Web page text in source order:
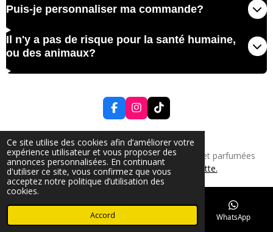
Ce site utilise des cookies afin d’améliorer votre
expérience utilisateur et vous proposer des
annonces personnalisées. En continuant
d'utiliser ce site, vous confirmez que vous
acceptez notre politique d’utilisation des
cookies.
Accord
Puis-je personnaliser ma commande?
Il n'y a pas de risque pour la santé humaine,
ou des animaux?
F
a
c
e
b
o
o
k
I
n
s
t
a
g
r
a
T
i
k
T
o
k
CGV-Mentions légales-Contact
© 2024 Les Bougies d'Angélina - Gourmandes et parfumées
Made in France parLa Bonne Casquette.
Téléphone WhatsApp